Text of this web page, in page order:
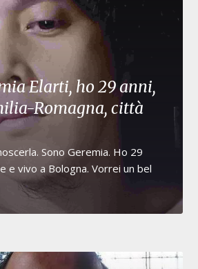
Elarti, ho 29 anni,
Romagna, città
Sono Geremia. Ho 29
e vivo a Bologna. Vorrei un bel